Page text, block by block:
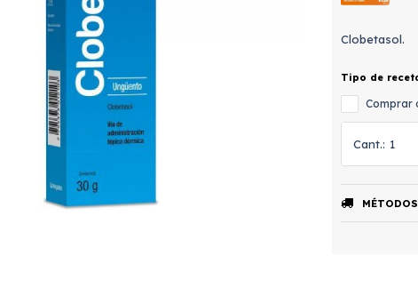
Clobetasol.
Tipo de
Comprar
1